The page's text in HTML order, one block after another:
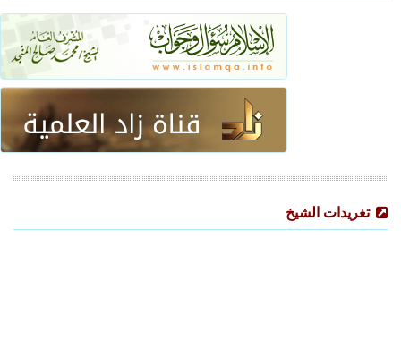
تغريدات الشيخ